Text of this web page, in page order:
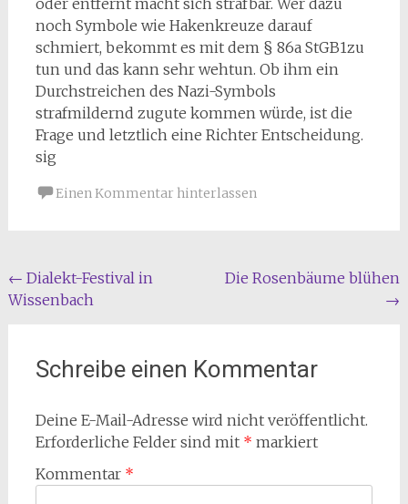
oder entfernt macht sich strafbar. Wer dazu
noch Symbole wie Hakenkreuze darauf
schmiert, bekommt es mit dem § 86a StGB1zu
tun und das kann sehr wehtun. Ob ihm ein
Durchstreichen des Nazi-Symbols
strafmildernd zugute kommen würde, ist die
Frage und letztlich eine Richter Entscheidung.
sig
Einen Kommentar hinterlassen
Beitragsnavigation
← Dialekt-Festival in
Wissenbach
Die Rosenbäume blühen
→
Schreibe einen Kommentar
Deine E-Mail-Adresse wird nicht veröffentlicht.
Erforderliche Felder sind mit * markiert
Kommentar *